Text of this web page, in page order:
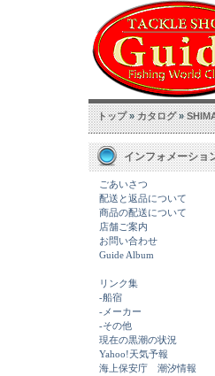
トップ»カタログ»
インフォメーショ
ごあいさつ
配送と返品について
商品の配送について
店舗ご案内
お問い合わせ
Guide Album
リンク集
-船宿
-メーカー
-その他
現在の黒潮の状況
Yahoo!天気予報
海上保安庁 潮汐情報